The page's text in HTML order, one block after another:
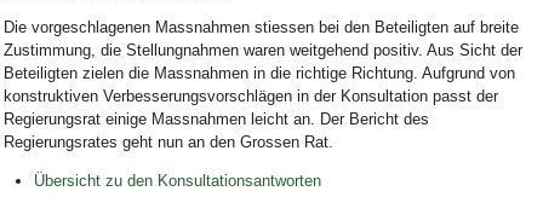
Die vorgeschlagenen Massnahmen stiessen bei den Beteiligten auf breite
Zustimmung, die Stellungnahmen waren weitgehend positiv. Aus Sicht der
Beteiligten zielen die Massnahmen in die richtige Richtung. Aufgrund von
konstruktiven Verbesserungsvorschlägen in der Konsultation passt der
Regierungsrat einige Massnahmen leicht an. Der Bericht des
Regierungsrates geht nun an den Grossen Rat.
Übersicht zu den Konsultationsantworten